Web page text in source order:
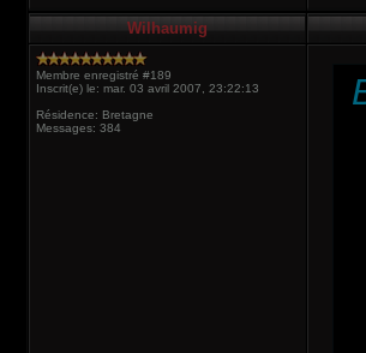
Wilhaumig
Membre enregistré #189
Inscrit(e) le: mar. 03 avril 2007, 23:22:13
Résidence: Bretagne
Messages: 384